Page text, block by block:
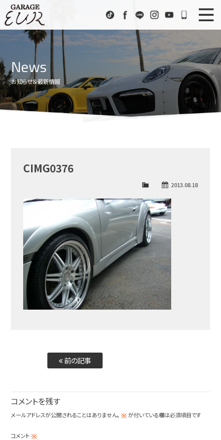
TikTokFacebook
LINE InstagramYoutube072-
ニュース
Stock List
在庫車情報
EUR Sports
EURスポーツ
アクセス
News
お知らせ＆最新情報
CIMG0376
2013.08.18
前の記事
コメントを残す
メールアドレスが公開されることはありません。 ※が付いている欄は必須項目です
コメント※